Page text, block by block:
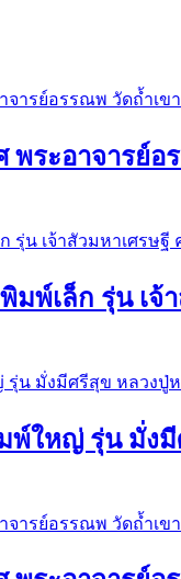
พระอาจารย์อ
พ์เล็ก รุ่น เจ้
พ์ใหญ่ รุ่น มั่ง